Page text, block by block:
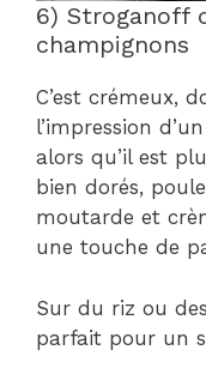
6) Stroganoff
champignons
C’est crémeux,
l’impression
alors qu’il est
bien dorés,
moutarde et
une touche de
Sur du riz ou
parfait pour un